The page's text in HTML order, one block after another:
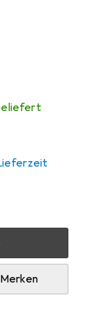
geliefert
Merken